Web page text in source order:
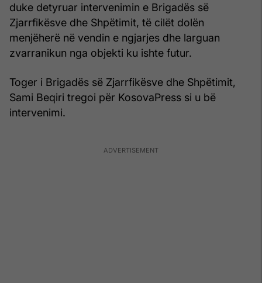
duke detyruar intervenimin e Brigadës së
Zjarrfikësve dhe Shpëtimit, të cilët dolën
menjëherë në vendin e ngjarjes dhe larguan
zvarranikun nga objekti ku ishte futur.
Toger i Brigadës së Zjarrfikësve dhe Shpëtimit,
Sami Beqiri tregoi për KosovaPress si u bë
intervenimi.